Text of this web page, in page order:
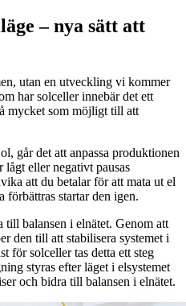
– nya sätt att
utan en utveckling vi kommer
har solceller innebär det ett
mycket som möjligt till att
går det att anpassa produktionen
lågt eller negativt pausas
att du betalar för att mata ut el
förbättras startar den igen.
balansen i elnätet. Genom att
den till att stabilisera systemet i
för solceller tas detta ett steg
styras efter läget i elsystemet
och bidra till balansen i elnätet.